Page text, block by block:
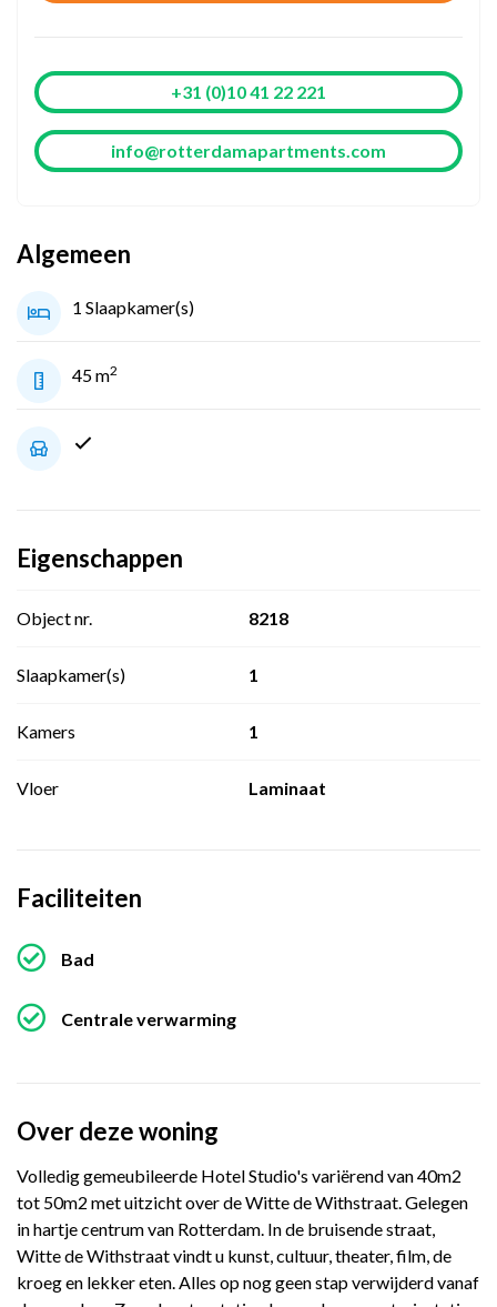
+31 (0)10 41 22 221
info@rotterdamapartments.com
Algemeen
1 Slaapkamer(s)
45 m2
Eigenschappen
Object nr. 8218
Slaapkamer(s) 1
Kamers 1
Vloer Laminaat
Faciliteiten
Bad
Centrale verwarming
Over deze woning
Volledig gemeubileerde Hotel Studio's variërend van 40m2
tot 50m2 met uitzicht over de Witte de Withstraat. Gelegen
in hartje centrum van Rotterdam. In de bruisende straat,
Witte de Withstraat vindt u kunst, cultuur, theater, film, de
kroeg en lekker eten. Alles op nog geen stap verwijderd vanaf